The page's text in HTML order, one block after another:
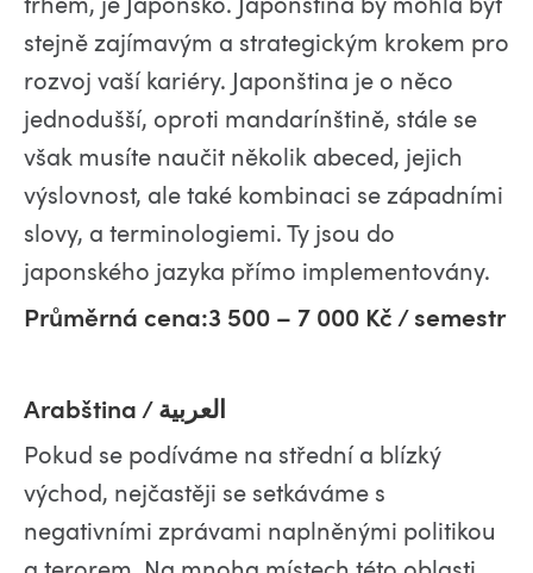
stejně zajímavým a strategickým krokem pro
rozvoj vaší kariéry. Japonština je o něco
jednodušší, oproti mandarínštině, stále se
však musíte naučit několik abeced, jejich
výslovnost, ale také kombinaci se západními
slovy, a terminologiemi. Ty jsou do
japonského jazyka přímo implementovány.
Průměrná cena:3 500 – 7 000 Kč / semestr
Arabština / العربية
Pokud se podíváme na střední a blízký
východ, nejčastěji se setkáváme s
negativními zprávami naplněnými politikou